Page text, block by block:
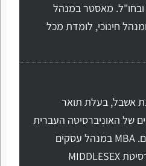
ובחו"ל. מאסטר במנהל
חינוכי, לומדת מכל
אשבל, בעלת תואר
של האוניברסיטה העברית
בירושלים. MBA במנהל עסקים
מאוניברסיטת MIDDLESEX